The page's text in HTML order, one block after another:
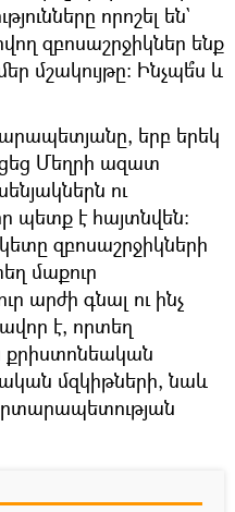
որոշել են`
զբոսաշրջիկներ ենք
մշակույթը։ Ինչպե՞ս և
երբ երեկ
Մեղրի ազատ
ու
պետք է հայտնվեն։
զբոսաշրջիկների
մաքուր
արժի գնալ ու ինչ
է, որտեղ
մզկիթների, նաև